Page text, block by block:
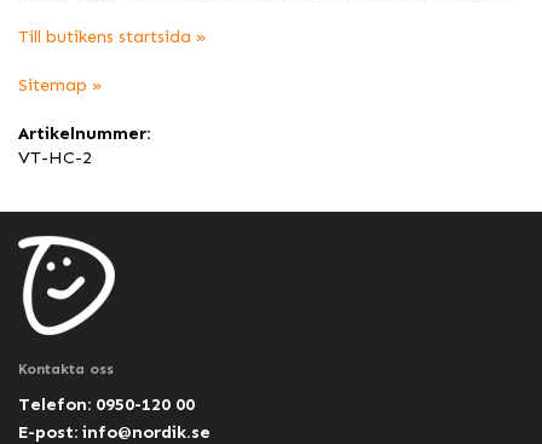
Till butikens startsida »
Sitemap »
Artikelnummer:
VT-HC-2
Kontakta oss
Telefon: 0950-120 00
E-post: info@nordik.se